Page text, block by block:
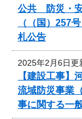
公共 防災・安
（（国）257
札公告
2025年2月6日更
【建設工事
流域防災事業
事に関する一